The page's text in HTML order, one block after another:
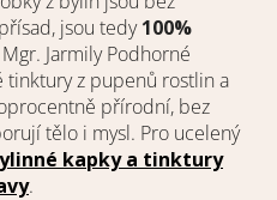
jsou tedy100%
Jarmily Podhorné
z pupenů rostlin a
přírodní, bez
tělo i mysl. Pro ucelený
kapky a tinktury
.